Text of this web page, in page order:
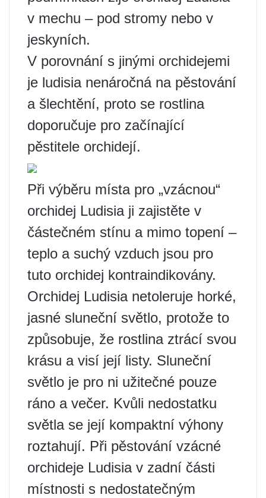
v mechu – pod stromy nebo v
jeskyních.
V porovnání s jinými orchidejemi
je ludisia nenáročná na pěstování
a šlechtění, proto se rostlina
doporučuje pro začínající
pěstitele orchidejí.
Při výběru místa pro „vzácnou“
orchidej Ludisia ji zajistěte v
částečném stínu a mimo topení –
teplo a suchý vzduch jsou pro
tuto orchidej kontraindikovány.
Orchidej Ludisia netoleruje horké,
jasné sluneční světlo, protože to
způsobuje, že rostlina ztrácí svou
krásu a visí její listy. Sluneční
světlo je pro ni užitečné pouze
ráno a večer. Kvůli nedostatku
světla se její kompaktní výhony
roztahují. Při pěstování vzácné
orchideje Ludisia v zadní části
místnosti s nedostatečným